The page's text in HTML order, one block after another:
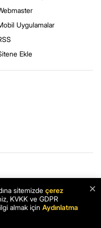
Uygulamalar
Ekle
sitesi. Son dakika haberleri
×
sitemizde çerez
KVKK ve GDPR
almak için Aydınlatma